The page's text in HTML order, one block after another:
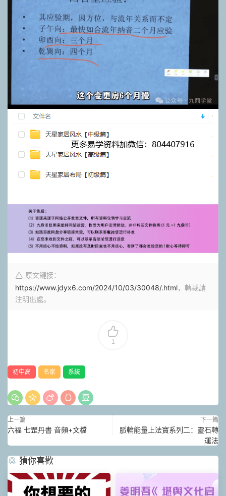
原文鏈接：
https://www.jdyx6.com/2024/10/03/30048/.html，轉載請
注明出處。
1
初中高 名家 系統
上一篇
六福 七罡丹書 音頻+文檔
下一篇
脈輪能量上法寶系列二：靈石轉
運法
猜你喜歡